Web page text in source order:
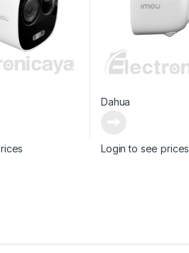
Dahua
Login to see prices